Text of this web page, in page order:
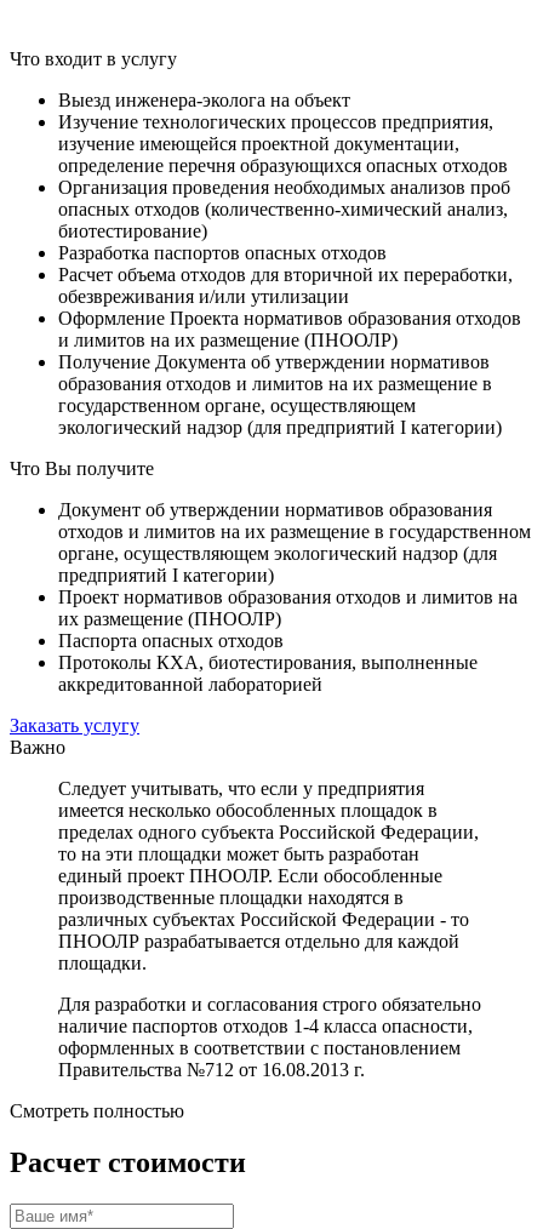
Что входит в услугу
Выезд инженера-эколога на объект
Изучение технологических процессов предприятия,
изучение имеющейся проектной документации,
определение перечня образующихся опасных отходов
Организация проведения необходимых анализов проб
опасных отходов (количественно-химический анализ,
биотестирование)
Разработка паспортов опасных отходов
Расчет объема отходов для вторичной их переработки,
обезвреживания и/или утилизации
Оформление Проекта нормативов образования отходов
и лимитов на их размещение (ПНООЛР)
Получение Документа об утверждении нормативов
образования отходов и лимитов на их размещение в
государственном органе, осуществляющем
экологический надзор (для предприятий I категории)
Что Вы получите
Документ об утверждении нормативов образования
отходов и лимитов на их размещение в государственном
органе, осуществляющем экологический надзор (для
предприятий I категории)
Проект нормативов образования отходов и лимитов на
их размещение (ПНООЛР)
Паспорта опасных отходов
Протоколы КХА, биотестирования, выполненные
аккредитованной лабораторией
Заказать услугу
Важно
Следует учитывать, что если у предприятия
имеется несколько обособленных площадок в
пределах одного субъекта Российской Федерации,
то на эти площадки может быть разработан
единый проект ПНООЛР. Если обособленные
производственные площадки находятся в
различных субъектах Российской Федерации - то
ПНООЛР разрабатывается отдельно для каждой
площадки.
Для разработки и согласования строго обязательно
наличие паспортов отходов 1-4 класса опасности,
оформленных в соответствии с постановлением
Правительства №712 от 16.08.2013 г.
Смотреть полностью
Расчет стоимости